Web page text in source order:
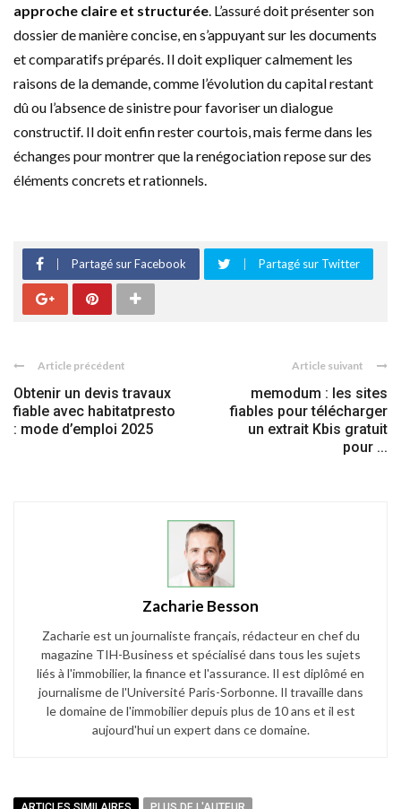
approche claire et structurée . L’assuré doit présenter son
dossier de manière concise, en s’appuyant sur les documents
et comparatifs préparés. Il doit expliquer calmement les
raisons de la demande, comme l’évolution du capital restant
dû ou l’absence de sinistre pour favoriser un dialogue
constructif. Il doit enfin rester courtois, mais ferme dans les
échanges pour montrer que la renégociation repose sur des
éléments concrets et rationnels.
Partagé sur Facebook Partagé sur Twitter
Article précédent
Obtenir un devis travaux
fiable avec habitatpresto
: mode d’emploi 2025
Article suivant
memodum : les sites
fiables pour télécharger
un extrait Kbis gratuit
pour ...
Zacharie Besson
Zacharie est un journaliste français, rédacteur en chef du
magazine TIH-Business et spécialisé dans tous les sujets
liés à l'immobilier, la finance et l'assurance. Il est diplômé en
journalisme de l'Université Paris-Sorbonne. Il travaille dans
le domaine de l'immobilier depuis plus de 10 ans et il est
aujourd'hui un expert dans ce domaine.